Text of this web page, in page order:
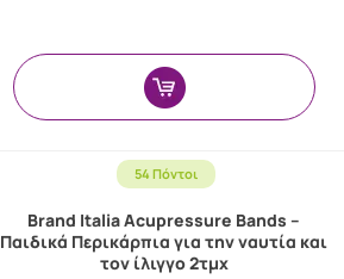
54 Πόντοι
Brand Italia Acupressure Bands –
Παιδικά Περικάρπια για την ναυτία και
τον ίλιγγο 2τμχ